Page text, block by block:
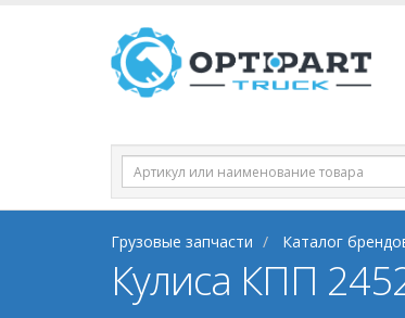
Грузовые запчасти Каталог
Кулиса КПП